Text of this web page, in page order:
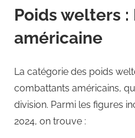
Poids welters
américaine
La catégorie des poids
combattants américains,
division. Parmi les figures
2024, on trouve :